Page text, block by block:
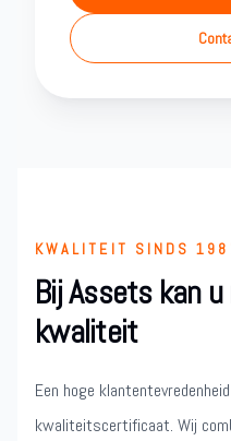
KWALITEIT SINDS
Bij Assets kan
kwaliteit
Een hoge
kwaliteitscertificaat. Wij